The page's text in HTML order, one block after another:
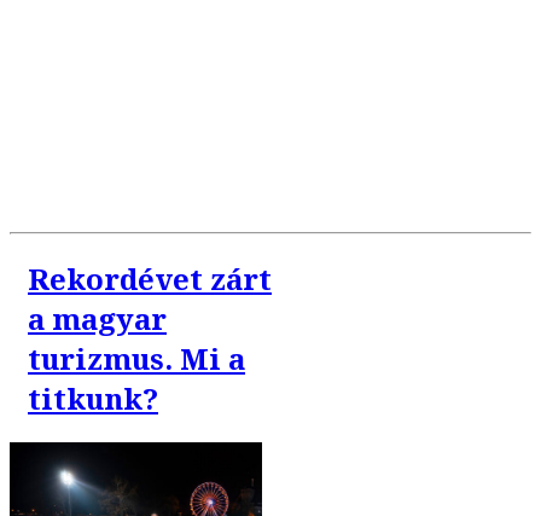
Rekordévet zárt
a magyar
turizmus. Mi a
titkunk?